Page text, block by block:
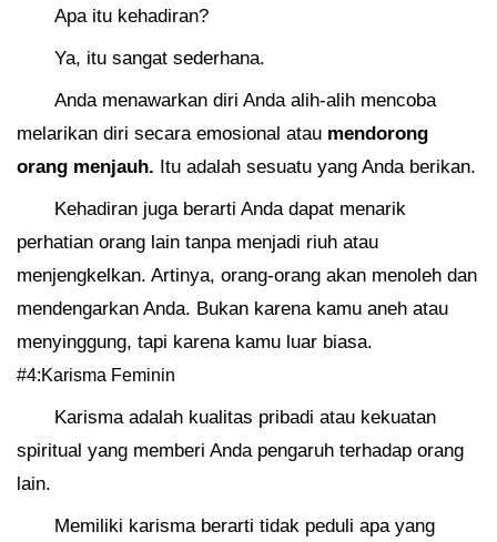
Apa itu kehadiran?
Ya, itu sangat sederhana.
Anda menawarkan diri Anda alih-alih mencoba
melarikan diri secara emosional atau mendorong
orang menjauh. Itu adalah sesuatu yang Anda berikan.
Kehadiran juga berarti Anda dapat menarik
perhatian orang lain tanpa menjadi riuh atau
menjengkelkan. Artinya, orang-orang akan menoleh dan
mendengarkan Anda. Bukan karena kamu aneh atau
menyinggung, tapi karena kamu luar biasa.
#4:Karisma Feminin
Karisma adalah kualitas pribadi atau kekuatan
spiritual yang memberi Anda pengaruh terhadap orang
lain.
Memiliki karisma berarti tidak peduli apa yang